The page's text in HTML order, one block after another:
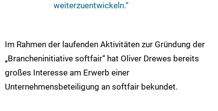
weiterzuentwickeln.“
Im Rahmen der laufenden Aktivitäten zur Gründung der
„Brancheninitiative softfair“ hat Oliver Drewes bereits
großes Interesse am Erwerb einer
Unternehmensbeteiligung an softfair bekundet.